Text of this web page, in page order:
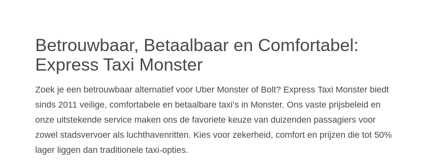
Betrouwbaar, Betaalbaar en Comfortabel:
Express Taxi Monster
Zoek je een betrouwbaar alternatief voor Uber Monster of Bolt? Express Taxi Monster biedt
sinds 2011 veilige, comfortabele en betaalbare taxi’s in Monster. Ons vaste prijsbeleid en
onze uitstekende service maken ons de favoriete keuze van duizenden passagiers voor
zowel stadsvervoer als luchthavenritten. Kies voor zekerheid, comfort en prijzen die tot 50%
lager liggen dan traditionele taxi-opties.